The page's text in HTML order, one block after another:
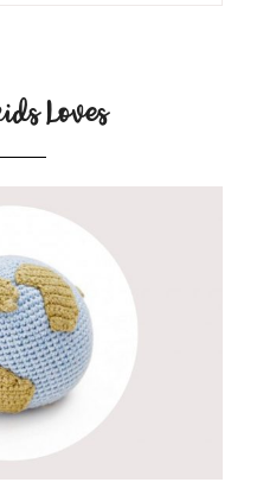
Loves